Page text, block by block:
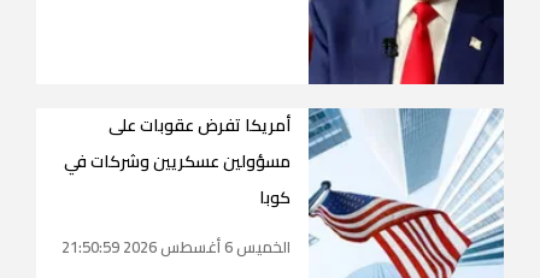
أمريكا تفرض عقوبات على
مسؤولين عسكريين وشركات في
كوبا
الخميس 6 أغسطس 2026 21:50:59